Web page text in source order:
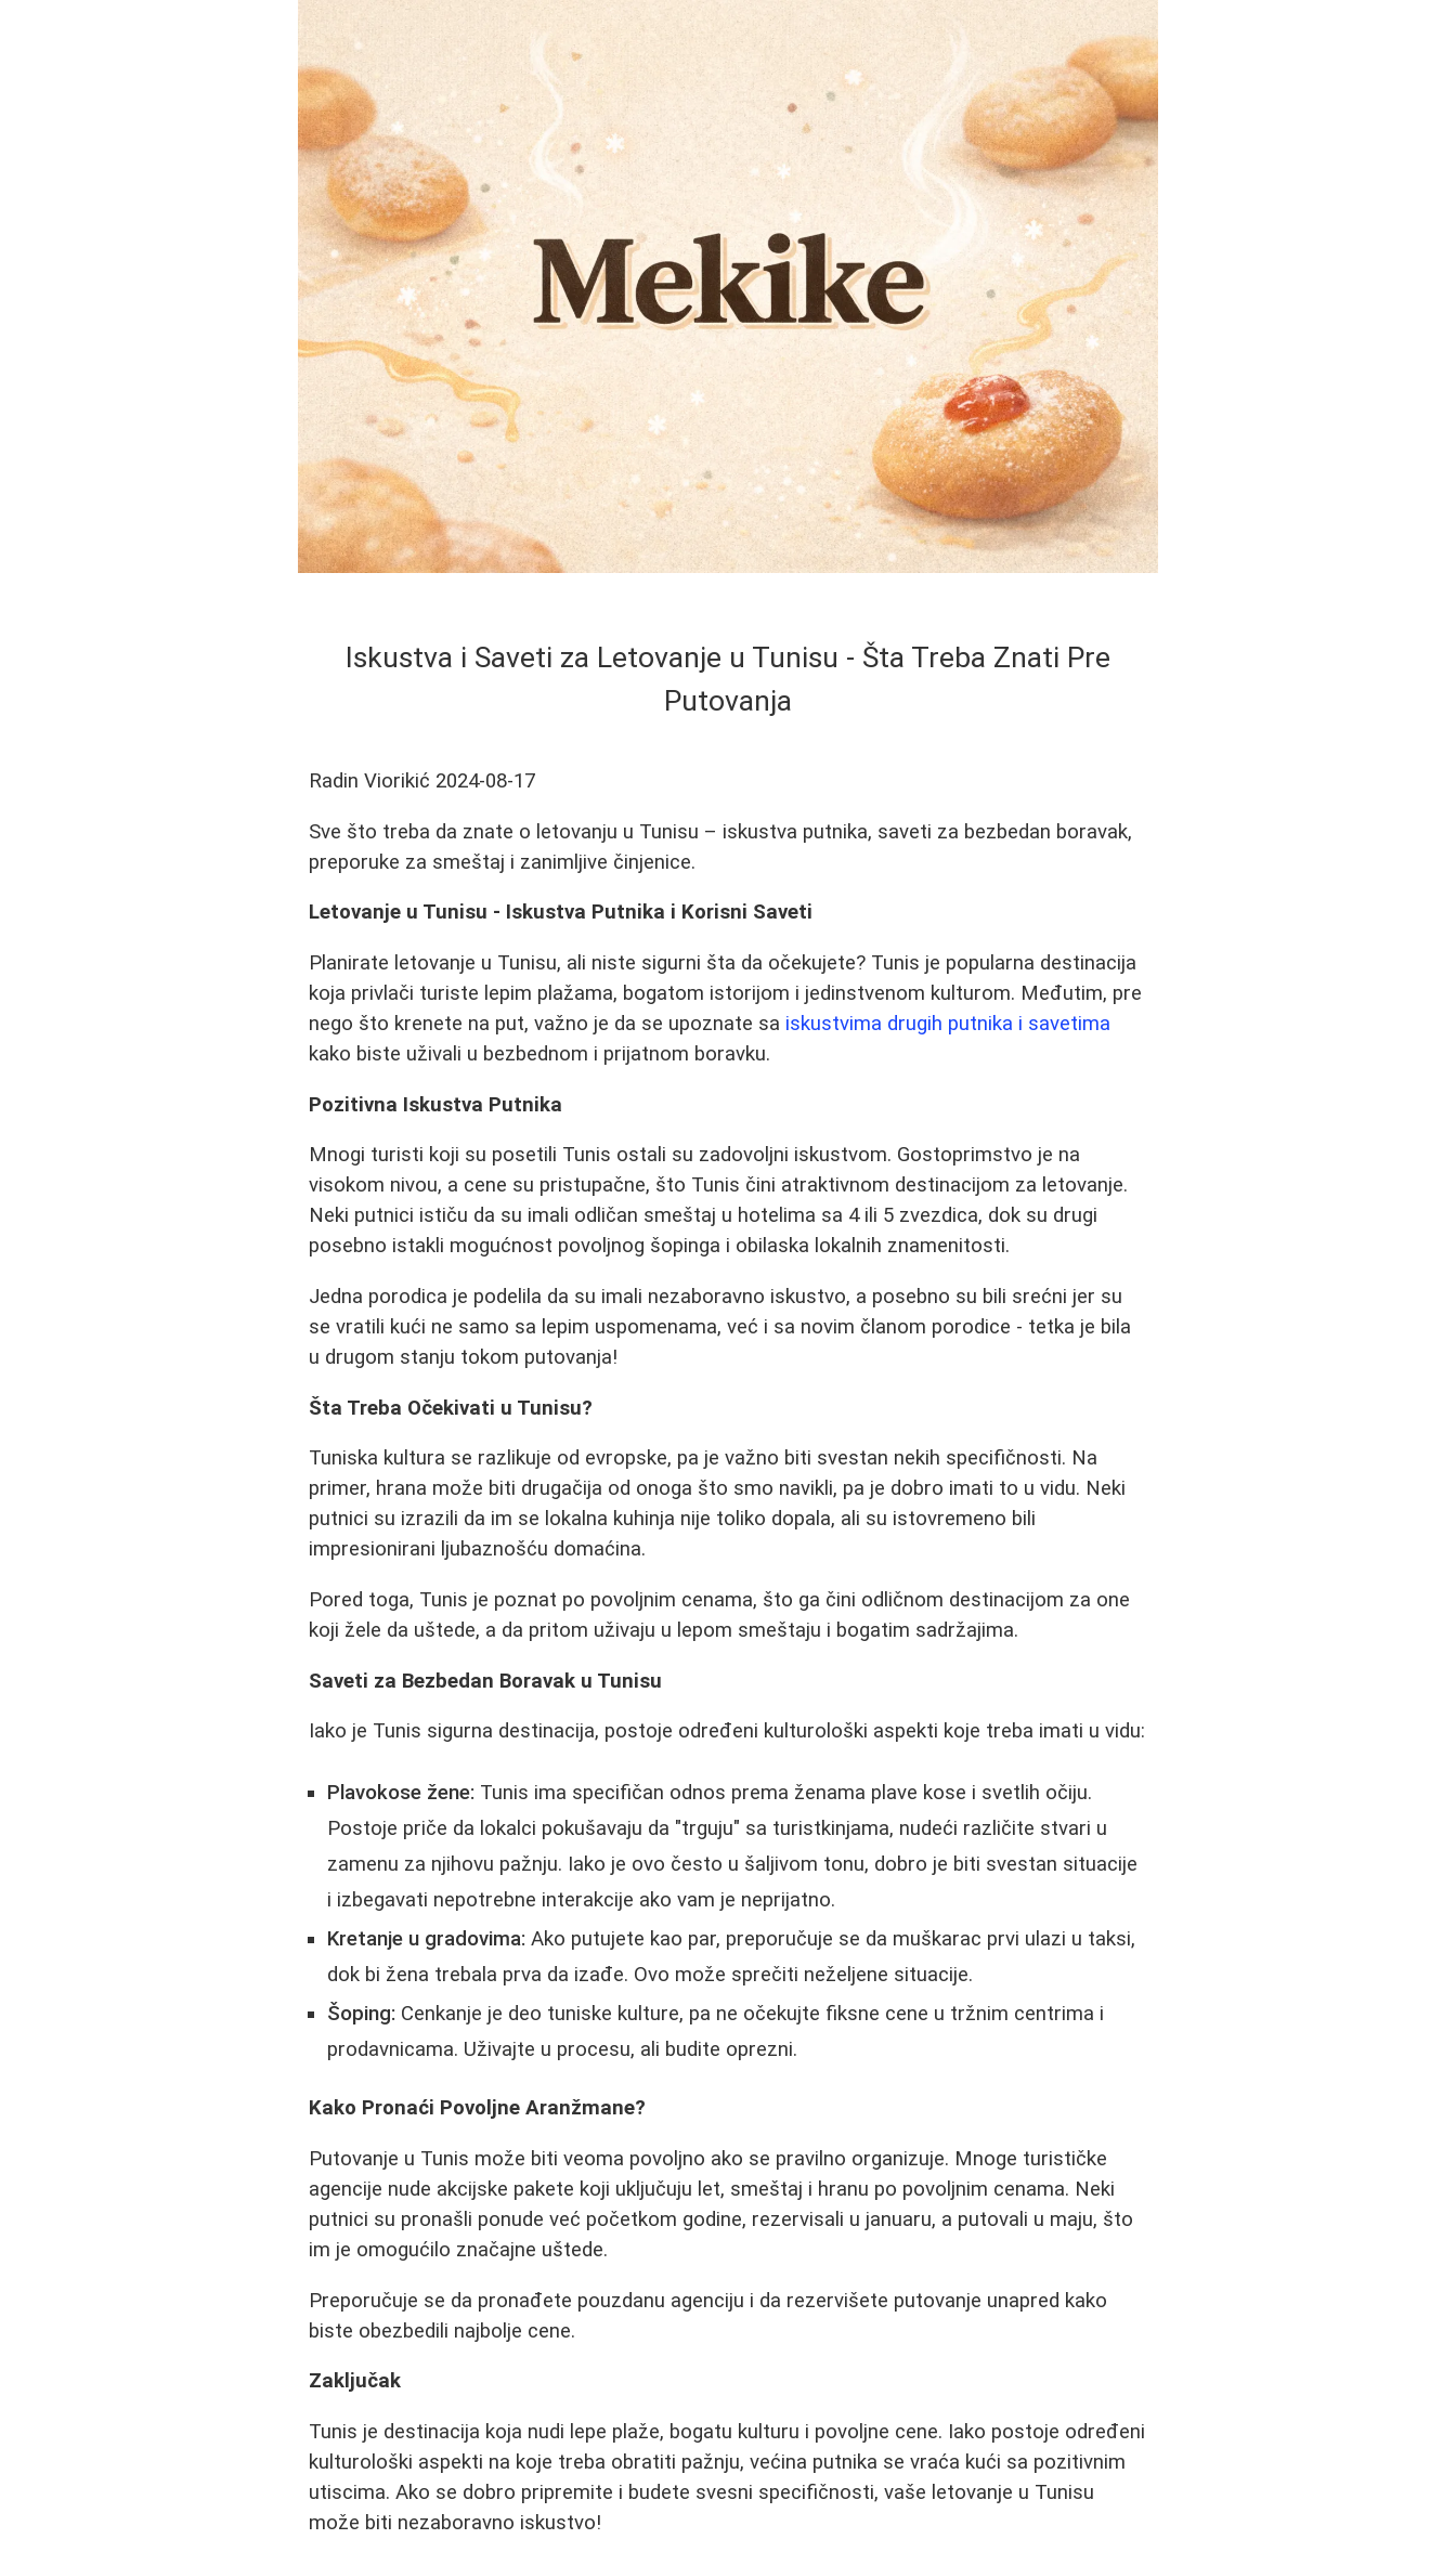
Iskustva i Saveti za Letovanje u Tunisu - Šta Treba Znati Pre
Putovanja
Radin Viorikić 2024-08-17
Sve što treba da znate o letovanju u Tunisu – iskustva putnika, saveti za bezbedan boravak,
preporuke za smeštaj i zanimljive činjenice.
Letovanje u Tunisu - Iskustva Putnika i Korisni Saveti
Planirate letovanje u Tunisu, ali niste sigurni šta da očekujete? Tunis je popularna destinacija
koja privlači turiste lepim plažama, bogatom istorijom i jedinstvenom kulturom. Međutim, pre
nego što krenete na put, važno je da se upoznate sa iskustvima drugih putnika i savetima
kako biste uživali u bezbednom i prijatnom boravku.
Pozitivna Iskustva Putnika
Mnogi turisti koji su posetili Tunis ostali su zadovoljni iskustvom. Gostoprimstvo je na
visokom nivou, a cene su pristupačne, što Tunis čini atraktivnom destinacijom za letovanje.
Neki putnici ističu da su imali odličan smeštaj u hotelima sa 4 ili 5 zvezdica, dok su drugi
posebno istakli mogućnost povoljnog šopinga i obilaska lokalnih znamenitosti.
Jedna porodica je podelila da su imali nezaboravno iskustvo, a posebno su bili srećni jer su
se vratili kući ne samo sa lepim uspomenama, već i sa novim članom porodice - tetka je bila
u drugom stanju tokom putovanja!
Šta Treba Očekivati u Tunisu?
Tuniska kultura se razlikuje od evropske, pa je važno biti svestan nekih specifičnosti. Na
primer, hrana može biti drugačija od onoga što smo navikli, pa je dobro imati to u vidu. Neki
putnici su izrazili da im se lokalna kuhinja nije toliko dopala, ali su istovremeno bili
impresionirani ljubaznošću domaćina.
Pored toga, Tunis je poznat po povoljnim cenama, što ga čini odličnom destinacijom za one
koji žele da uštede, a da pritom uživaju u lepom smeštaju i bogatim sadržajima.
Saveti za Bezbedan Boravak u Tunisu
Iako je Tunis sigurna destinacija, postoje određeni kulturološki aspekti koje treba imati u vidu:
Plavokose žene: Tunis ima specifičan odnos prema ženama plave kose i svetlih očiju.
Postoje priče da lokalci pokušavaju da "trguju" sa turistkinjama, nudeći različite stvari u
zamenu za njihovu pažnju. Iako je ovo često u šaljivom tonu, dobro je biti svestan situacije
i izbegavati nepotrebne interakcije ako vam je neprijatno.
Kretanje u gradovima: Ako putujete kao par, preporučuje se da muškarac prvi ulazi u taksi,
dok bi žena trebala prva da izađe. Ovo može sprečiti neželjene situacije.
Šoping: Cenkanje je deo tuniske kulture, pa ne očekujte fiksne cene u tržnim centrima i
prodavnicama. Uživajte u procesu, ali budite oprezni.
Kako Pronaći Povoljne Aranžmane?
Putovanje u Tunis može biti veoma povoljno ako se pravilno organizuje. Mnoge turističke
agencije nude akcijske pakete koji uključuju let, smeštaj i hranu po povoljnim cenama. Neki
putnici su pronašli ponude već početkom godine, rezervisali u januaru, a putovali u maju, što
im je omogućilo značajne uštede.
Preporučuje se da pronađete pouzdanu agenciju i da rezervišete putovanje unapred kako
biste obezbedili najbolje cene.
Zaključak
Tunis je destinacija koja nudi lepe plaže, bogatu kulturu i povoljne cene. Iako postoje određeni
kulturološki aspekti na koje treba obratiti pažnju, većina putnika se vraća kući sa pozitivnim
utiscima. Ako se dobro pripremite i budete svesni specifičnosti, vaše letovanje u Tunisu
može biti nezaboravno iskustvo!